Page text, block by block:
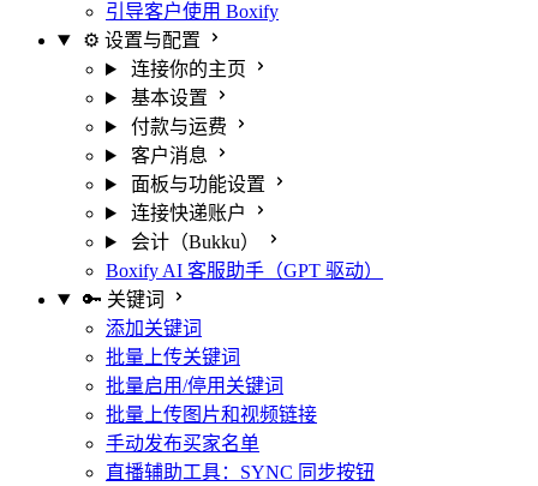
引导客户使用 Boxify
⚙️ 设置与配置
连接你的主页
基本设置
付款与运费
客户消息
面板与功能设置
连接快递账户
会计（Bukku）
Boxify AI 客服助手（GPT 驱动）
🔑 关键词
添加关键词
批量上传关键词
批量启用/停用关键词
批量上传图片和视频链接
手动发布买家名单
直播辅助工具：SYNC 同步按钮